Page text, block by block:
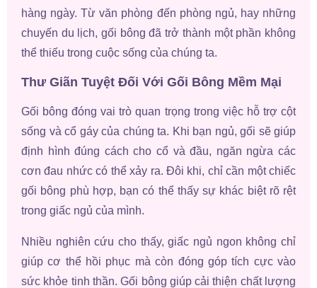
hàng ngày. Từ văn phòng đến phòng ngủ, hay những
chuyến du lịch, gối bông đã trở thành một phần không
thể thiếu trong cuộc sống của chúng ta.
Thư Giãn Tuyệt Đối Với Gối Bông Mềm Mại
Gối bông đóng vai trò quan trọng trong việc hỗ trợ cột
sống và cổ gáy của chúng ta. Khi bạn ngủ, gối sẽ giúp
định hình đúng cách cho cổ và đầu, ngăn ngừa các
cơn đau nhức có thể xảy ra. Đôi khi, chỉ cần một chiếc
gối bông phù hợp, bạn có thể thấy sự khác biệt rõ rệt
trong giấc ngủ của mình.
Nhiều nghiên cứu cho thấy, giấc ngủ ngon không chỉ
giúp cơ thể hồi phục mà còn đóng góp tích cực vào
sức khỏe tinh thần. Gối bông giúp cải thiện chất lượng